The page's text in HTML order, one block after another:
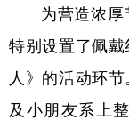
为营造浓
特别设置了佩
人》的活动环
及小朋友系上